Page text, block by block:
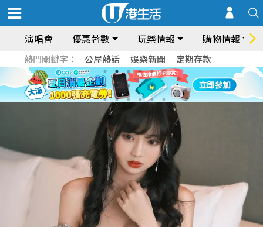
演唱會 優惠著數 玩樂情報 購物情報
熱門關鍵字： 公屋熱話 娛樂新聞 定期存款